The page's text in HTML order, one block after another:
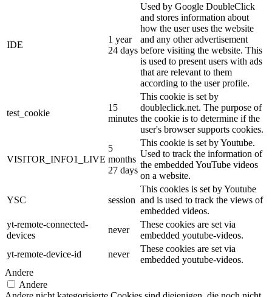
IDE
1 year
24 days
Used by Google DoubleClick
and stores information about
how the user uses the website
and any other advertisement
before visiting the website. This
is used to present users with ads
that are relevant to them
according to the user profile.
test_cookie
15
minutes
This cookie is set by
doubleclick.net. The purpose of
the cookie is to determine if the
user's browser supports cookies.
VISITOR_INFO1_LIVE
5
months
27 days
This cookie is set by Youtube.
Used to track the information of
the embedded YouTube videos
on a website.
YSC session
This cookies is set by Youtube
and is used to track the views of
embedded videos.
yt-remote-connected-
devices
never
These cookies are set via
embedded youtube-videos.
yt-remote-device-id
never
These cookies are set via
embedded youtube-videos.
Andere
Andere